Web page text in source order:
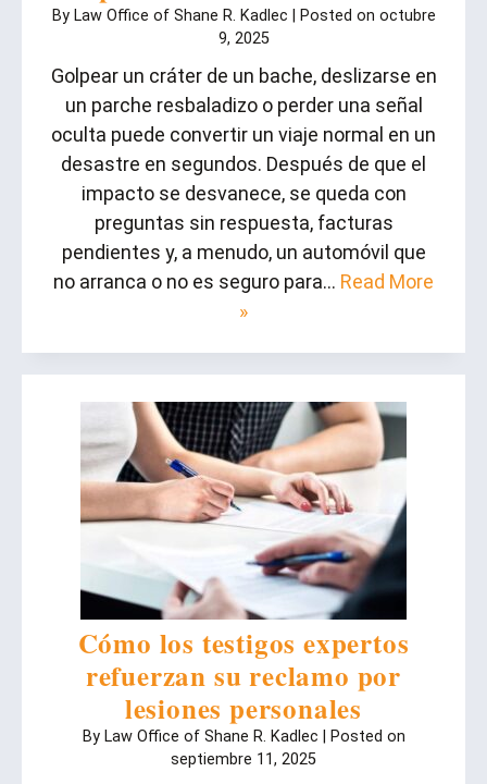
By Law Office of Shane R. Kadlec Posted on octubre
9, 2025
Golpear un cráter de un bache, deslizarse en
un parche resbaladizo o perder una señal
oculta puede convertir un viaje normal en un
desastre en segundos. Después de que el
impacto se desvanece, se queda con
preguntas sin respuesta, facturas
pendientes y, a menudo, un automóvil que
no arranca o no es seguro para… Read More
»
Cómo los testigos expertos
refuerzan su reclamo por
lesiones personales
By Law Office of Shane R. Kadlec
Posted on
septiembre 11, 2025